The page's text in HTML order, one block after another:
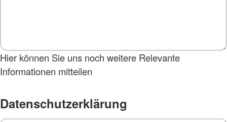
Hier können Sie uns noch weitere Relevante
Informationen mitteilen
Datenschutzerklärung